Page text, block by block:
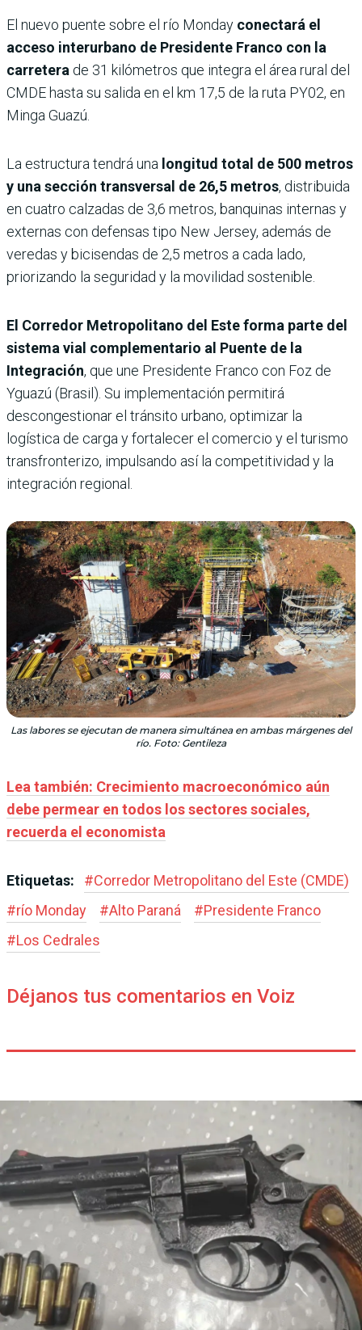
El nuevo puente sobre el río Monday conectará el
acceso interurbano de Presidente Franco con la
carretera de 31 kilómetros que integra el área rural del
CMDE hasta su salida en el km 17,5 de la ruta PY02, en
Minga Guazú.
La estructura tendrá una longitud total de 500 metros
y una sección transversal de 26,5 metros, distribuida
en cuatro calzadas de 3,6 metros, banquinas internas y
externas con defensas tipo New Jersey, además de
veredas y bicisendas de 2,5 metros a cada lado,
priorizando la seguridad y la movilidad sostenible.
El Corredor Metropolitano del Este forma parte del
sistema vial complementario al Puente de la
Integración, que une Presidente Franco con Foz de
Yguazú (Brasil). Su implementación permitirá
descongestionar el tránsito urbano, optimizar la
logística de carga y fortalecer el comercio y el turismo
transfronterizo, impulsando así la competitividad y la
integración regional.
Las labores se ejecutan de manera simultánea en ambas márgenes del
río. Foto: Gentileza
Lea también: Crecimiento macroeconómico aún
debe permear en todos los sectores sociales,
recuerda el economista
Etiquetas: #Corredor Metropolitano del Este (CMDE)
#río Monday #Alto Paraná #Presidente Franco
#Los Cedrales
Déjanos tus comentarios en Voiz